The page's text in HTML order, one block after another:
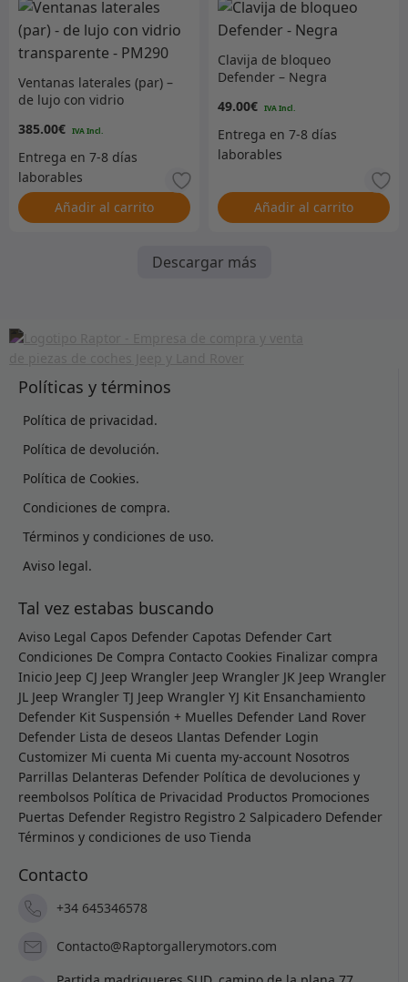
Ventanas laterales (par) –
de lujo con vidrio
385.00€
Añadir al carrito
Clavija de bloqueo
Defender – Negra
49.00€
Añadir al carrito
Descargar más
Políticas y términos
Política de privacidad.
Política de devolución.
Política de Cookies.
Condiciones de compra.
Términos y condiciones de uso.
Aviso legal.
Tal vez estabas buscando
Aviso Legal Capos Defender Capotas Defender Cart
Condiciones De Compra Contacto Cookies Finalizar compra
Inicio Jeep CJ Jeep Wrangler Jeep Wrangler JK Jeep Wrangler
JL Jeep Wrangler TJ Jeep Wrangler YJ Kit Ensanchamiento
Defender Kit Suspensión + Muelles Defender Land Rover
Defender Lista de deseos Llantas Defender Login
Customizer Mi cuenta Mi cuenta my-account Nosotros
Parrillas Delanteras Defender Política de devoluciones y
reembolsos Política de Privacidad Productos Promociones
Puertas Defender Registro Registro 2 Salpicadero Defender
Términos y condiciones de uso Tienda
Contacto
+34 645346578
Contacto@Raptorgallerymotors.com